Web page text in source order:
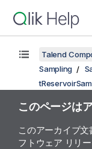
Talend
Sampling
このページは
このアーカイブ
フトウェア リリ